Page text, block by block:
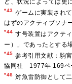
*43 ゲームに実装され
はずのアクティブソナ
*44 す号装置はアクテ
ー）」であったとする
*45 参考引用文献：駒
協同社 1977年 169ペ
*46 対魚雷防御として